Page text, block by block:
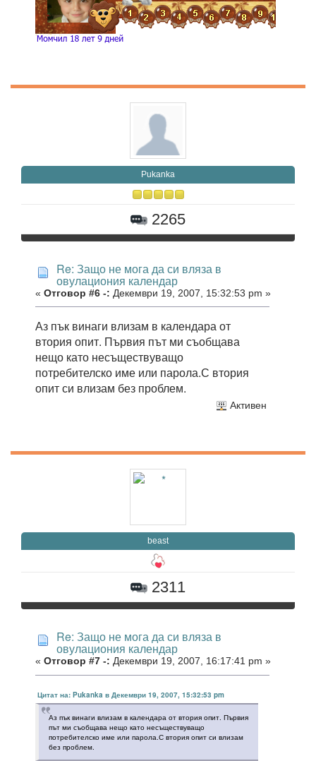
Pukanka
2265
Re: Защо не мога да си вляза в
овулациония календар
« Отговор #6 -: Декември 19, 2007, 15:32:53 pm »
Аз пък винаги влизам в календара от
втория опит. Първия път ми съобщава
нещо като несъществуващо
потребителско име или парола.С втория
опит си влизам без проблем.
Активен
beast
2311
Re: Защо не мога да си вляза в
овулациония календар
« Отговор #7 -: Декември 19, 2007, 16:17:41 pm »
Цитат на: Pukanka в Декември 19, 2007, 15:32:53 pm
Аз пък винаги влизам в календара от втория опит. Първия
път ми съобщава нещо като несъществуващо
потребителско име или парола.С втория опит си влизам
без проблем.